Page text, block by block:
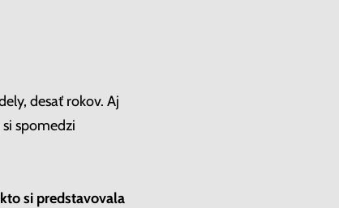
desať rokov. Aj
spomedzi
si predstavovala